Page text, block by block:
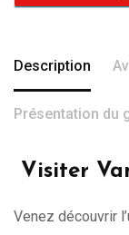
Description
Présentation du
Visiter
Venez découvrir